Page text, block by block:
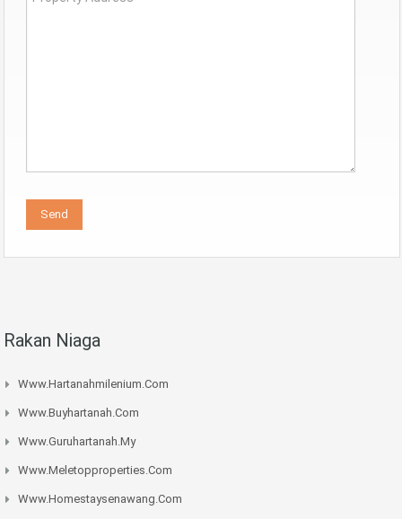
Rakan Niaga
Www.hartanahmilenium.com
Www.buyhartanah.com
Www.guruhartanah.my
Www.meletopproperties.com
Www.homestaysenawang.com